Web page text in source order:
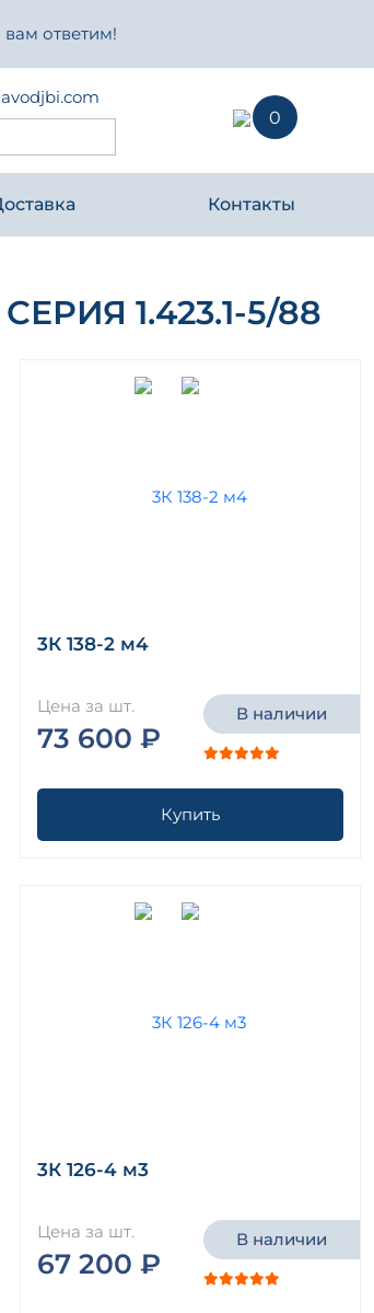
ответим!
0
Контакты
1.423.1-5/88
3К 138-2 м4
Цена за шт.
73 600 ₽
В наличии
Купить
3К 126-4 м3
Цена за шт.
67 200 ₽
В наличии